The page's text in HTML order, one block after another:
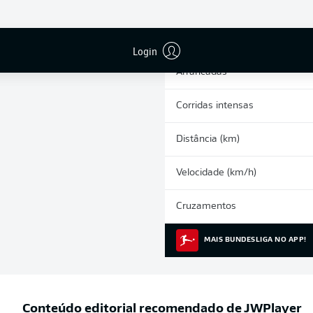
Login
Arrancadas
Corridas intensas
Distância (km)
Velocidade (km/h)
Cruzamentos
MAIS BUNDESLIGA NO APP!
Conteúdo editorial recomendado deJWPlayer